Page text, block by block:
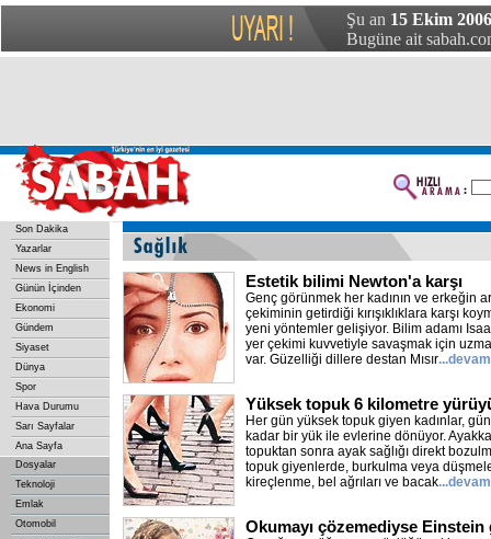
Şu an 15 Ekim
Bugüne ait
Son Dakika
Yazarlar
News in English
Günün İçinden
Ekonomi
Gündem
Siyaset
Dünya
Spor
Hava Durumu
Sarı Sayfalar
Ana Sayfa
Dosyalar
Teknoloji
Emlak
Otomobil
Estetik bilimi Newton'a karşı
Genç görünmek her kadının ve erkeğin
çekiminin getirdiği kırışıklıklara karşı
yeni yöntemler gelişiyor. Bilim adamı
yer çekimi kuvvetiyle savaşmak için
var. Güzelliği dillere destan Mısır
Yüksek topuk 6 kilometre
Her gün yüksek topuk giyen kadınlar,
kadar bir yük ile evlerine dönüyor.
topuktan sonra ayak sağlığı direkt
topuk giyenlerde, burkulma veya
kireçlenme, bel ağrıları ve bacak
Okumayı çözemediyse